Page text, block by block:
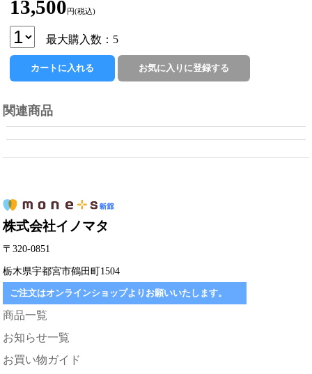
13,500 円(税込)
最大購入数：5
関連商品
株式会社イノマタ
〒320-0851
栃木県宇都宮市鶴田町1504
ご注文はオンラインショップよりお願いいたします。
商品一覧
お知らせ一覧
お買い物ガイド